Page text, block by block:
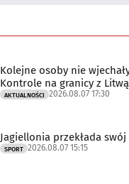
Kolejne osoby nie
Kontrole na granicy z
AKTUALNOŚCI 2026.08.07 17:30
Jagiellonia przekłada
SPORT 2026.08.07 15:15